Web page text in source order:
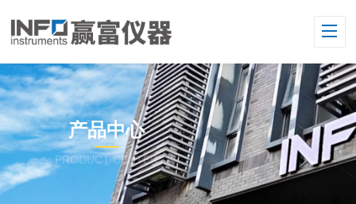
产品中心
PRODUCT CENTER